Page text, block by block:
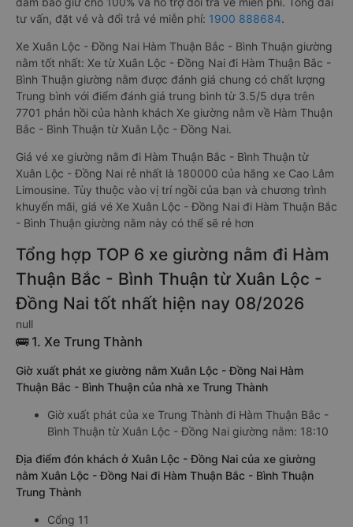
đồng. Trong đó, nhà xe Cao Lâm Limousine có giá vé rẻ nhất,
chỉ 180000 đồng. Đặt vé xe Xuân Lộc - Đồng Nai Hàm Thuận
Bắc - Bình Thuận chính hãng tạiVexere.comđể có giá rẻ nhất,
đảm bảo giữ chỗ 100% và hỗ trợ đổi trả vé miễn phí. Tổng đài
tư vấn, đặt vé và đổi trả vé miễn phí:1900 888684.
Xe Xuân Lộc - Đồng Nai Hàm Thuận Bắc - Bình Thuận giường
nằm tốt nhất: Xe từ Xuân Lộc - Đồng Nai đi Hàm Thuận Bắc -
Bình Thuận giường nằm được đánh giá chung có chất lượng
Trung bình với điểm đánh giá trung bình từ 3.5/5 dựa trên
7701 phản hồi của hành khách Xe giường nằm về Hàm Thuận
Bắc - Bình Thuận từ Xuân Lộc - Đồng Nai.
Giá vé xe giường nằm đi Hàm Thuận Bắc - Bình Thuận từ
Xuân Lộc - Đồng Nai rẻ nhất là 180000 của hãng xe Cao Lâm
Limousine. Tùy thuộc vào vị trí ngồi của bạn và chương trình
khuyến mãi, giá vé Xe Xuân Lộc - Đồng Nai đi Hàm Thuận Bắc
- Bình Thuận giường nằm này có thể sẽ rẻ hơn
Tổng hợp TOP 6 xe giường nằm đi Hàm
Thuận Bắc - Bình Thuận từ Xuân Lộc -
Đồng Nai tốt nhất hiện nay 08/2026
null
🚌 1. Xe Trung Thành
Giờ xuất phát xe giường nằm Xuân Lộc - Đồng Nai Hàm
Giờ xuất phát của xe Trung Thành đi Hàm Thuận Bắc -
Bình Thuận từ Xuân Lộc - Đồng Nai giường nằm: 18:10
Địa điểm đón khách ở Xuân Lộc - Đồng Nai của xe giường